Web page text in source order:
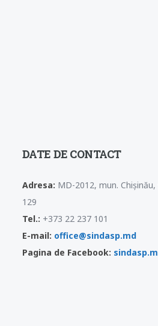
DATE DE CONTACT
Adresa: MD-2012, mun.
129
Tel.: +373 22 237 101
E-mail: office@sindasp.md
Pagina de Facebook: